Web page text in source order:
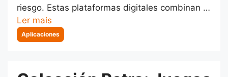
riesgo. Estas plataformas digitales combinan …
Ler mais
Categorias
Aplicaciones